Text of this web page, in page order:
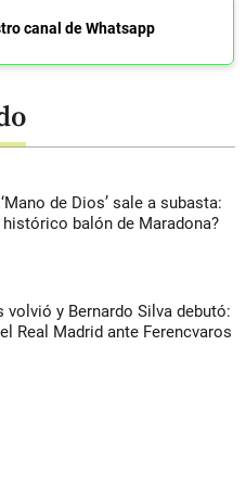
canal de Whatsapp
de Dios’ sale a subasta:
balón de Maradona?
volvió y Bernardo Silva debutó:
Real Madrid ante Ferencvaros